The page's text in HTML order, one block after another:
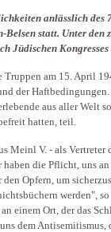
anlässlich des
statt. Unter den
Jüdischen
am 15. April
der
aus aller Welt
hatten, teil.
Meinl V. - als Vertreter
die Pflicht, uns
Opfern, um
werden",
einem Ort, der das
dem Antisemitismus,